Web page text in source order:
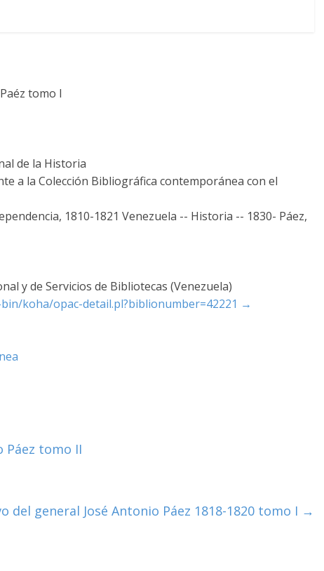
tomo I
de la Historia
a la Colección Bibliográfica contemporánea con el
1810-1821 Venezuela -- Historia -- 1830- Páez,
y de Servicios de Bibliotecas (Venezuela)
koha/opac-detail.pl?biblionumber=42221 →
Páez tomo II
del general José Antonio Páez 1818-1820 tomo I →